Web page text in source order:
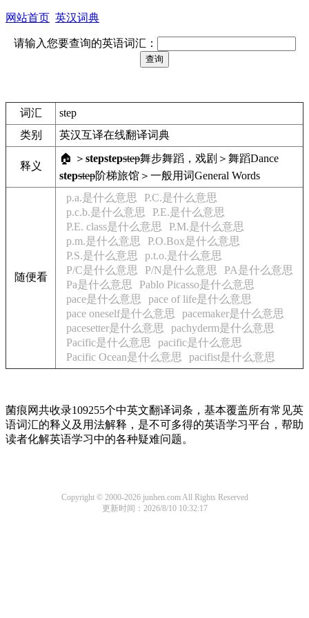
网站首页 英汉词典
请输入您要查询的英语词汇：
词汇
step
类别
英汉互译在线翻译词典
释义
🏠 ＞ stepstepstep舞步舞蹈，戏剧＞舞蹈Dance
stepstep阶梯旅馆＞一般用词General Words
随便看
p.a.是什么意思
P.C.是什么意思
p.c.b.是什么意思
P.E.是什么意思
P.E. class是什么意思
P.M.是什么意思
p.m.是什么意思
P.O.Box是什么意思
P.S.是什么意思
p.t.o.是什么意思
P/C是什么意思
P/N是什么意思
PA是什么意思
Pa是什么意思
Pablo Picasso是什么意思
pace是什么意思
pace of life是什么意思
pace oneself是什么意思
pacemaker是什么意思
pacesetter是什么意思
pachyderm是什么意思
Pacific是什么意思
pacific是什么意思
Pacific Ocean是什么意思
pacifist是什么意思
菌痕网共收录109255个中英文翻译词条，基本覆盖所有常见英
语词汇的释义及用法解释，是不可多得的英语学习平台，帮助
读者化解英语学习中的各种疑难问题。
Copyright © 2000-2026 junhen.com All Rights Reserved
更新时间：2026/8/10 10:32:17